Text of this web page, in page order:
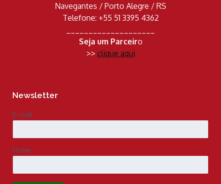
Navegantes / Porto Alegre / RS
Telefone: +55 51 3395 4362
Seja um Parceiro
>> clique aqui
Newsletter
E-mail
Nome